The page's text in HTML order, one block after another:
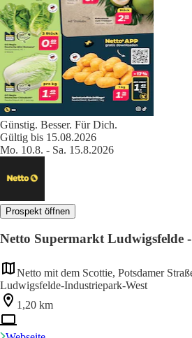
Günstig. Besser. Für Dich.
Gültig bis 15.08.2026
Mo. 10.8. - Sa. 15.8.2026
Prospekt öffnen
Netto Supermarkt Ludwigsfelde
Netto mit dem Scottie, Potsdamer
Ludwigsfelde-Industriepark-West
1,20 km